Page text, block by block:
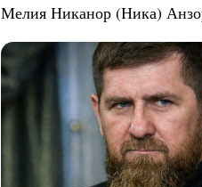
Мелия Никанор (Ника)